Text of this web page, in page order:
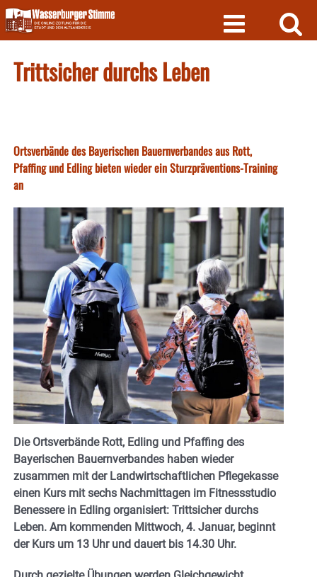
Skip
to
content
Trittsicher durchs Leben
Ortsverbände des Bayerischen Bauernverbandes aus Rott,
Pfaffing und Edling bieten wieder ein Sturzpräventions-Training
an
Die Ortsverbände Rott, Edling und Pfaffing des
Bayerischen Bauernverbandes haben wieder
zusammen mit der Landwirtschaftlichen Pflegekasse
einen Kurs mit sechs Nachmittagen im Fitnessstudio
Benessere in Edling organisiert: Trittsicher durchs
Leben. Am kommenden Mittwoch, 4. Januar, beginnt
der Kurs um 13 Uhr und dauert bis 14.30 Uhr.